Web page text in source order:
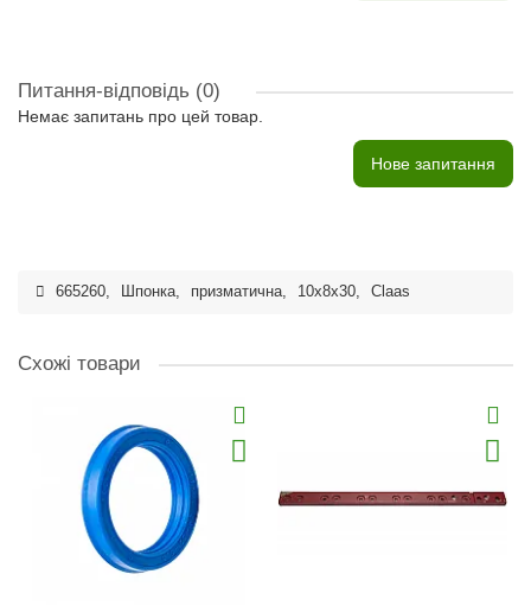
Питання-відповідь (0)
Немає запитань про цей товар.
Нове запитання
665260, Шпонка, призматична, 10x8x30, Claas
Схожі товари